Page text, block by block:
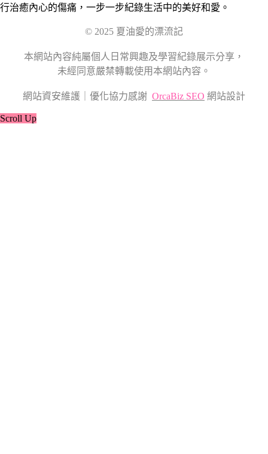
行治癒內心的傷痛，一步一步紀錄生活中的美好和愛。
© 2025 夏油愛的漂流記
本網站內容純屬個人日常興趣及學習紀錄展示分享，
未經同意嚴禁轉載使用本網站內容。
網站資安維護｜優化協力感謝 OrcaBiz SEO 網站設計
Scroll Up